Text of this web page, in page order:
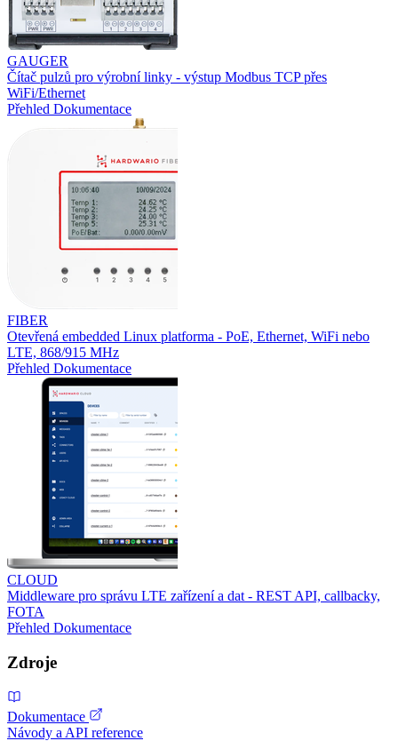
GAUGER
Čítač pulzů pro výrobní linky - výstup Modbus TCP přes
WiFi/Ethernet
Přehled Dokumentace
FIBER
Otevřená embedded Linux platforma - PoE, Ethernet, WiFi nebo
LTE, 868/915 MHz
Přehled Dokumentace
CLOUD
Middleware pro správu LTE zařízení a dat - REST API, callbacky,
FOTA
Přehled Dokumentace
Zdroje
Dokumentace
Návody a API reference